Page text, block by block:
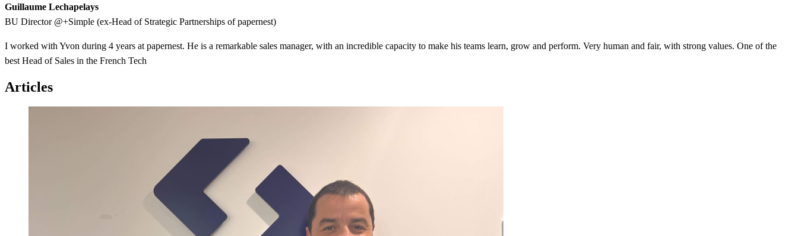
Guillaume Lechapelays
BU Director @+Simple (ex-Head of Strategic Partnerships of papernest)
I worked with Yvon during 4 years at papernest. He is a remarkable sales manager, with an incredible capacity to make his teams learn, grow and perform. Very human and fair, with strong values. One of the
best Head of Sales in the French Tech
Articles